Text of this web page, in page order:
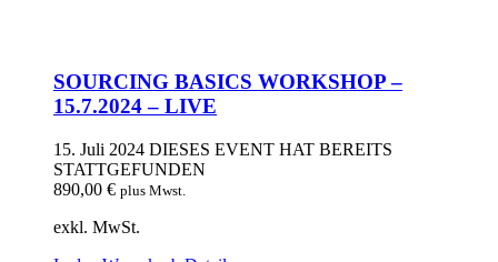
SOURCING BASICS WORKSHOP –
15.7.2024 – LIVE
15. Juli 2024 DIESES EVENT HAT BEREITS
STATTGEFUNDEN
890,00 € plus Mwst.
exkl. MwSt.